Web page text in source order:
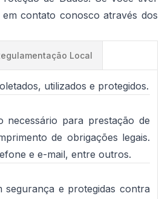
contato conosco através dos
Local
utilizados e protegidos.
necessário para prestação de
de obrigações legais.
e e-mail, entre outros.
segurança e protegidas contra